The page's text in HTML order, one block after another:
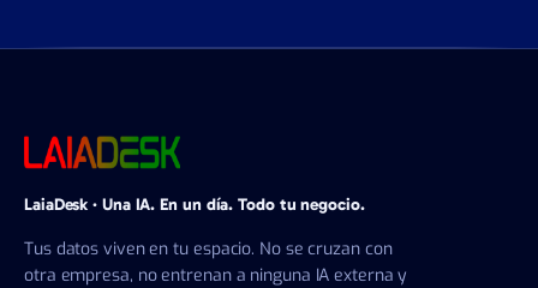
LaiaDesk · Una IA. En un día. Todo tu negocio.
Tus datos viven en tu espacio. No se cruzan con
otra empresa, no entrenan a ninguna IA externa y